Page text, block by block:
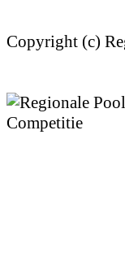
Copyright (c)